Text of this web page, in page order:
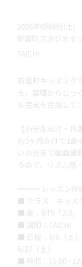
2026年6月6日(土)
新富町スタジオポ
TAICHI
新富町キッズ③ク
を、基礎からじっ
ル完成を目指して
【小学生向け・月
約3ヶ月かけて1曲
いの衣装で動画撮
うので、リズム感
━━━ レッスン
■ クラス：キッズ
■ 曲：BTS『2.0』
■ 講師：TAICHI
■ 日程：6/6（土
6/27（土）
■ 時間：11:00 -